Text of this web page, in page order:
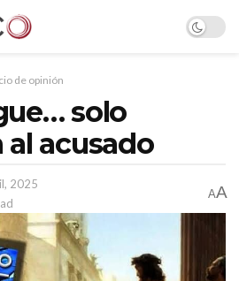
de opinión
solo
acusado
2025
AA